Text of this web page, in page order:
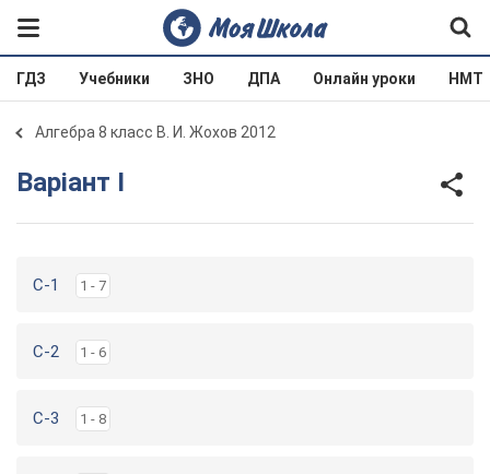
ГДЗ Учебники ЗНО ДПА Онлайн уроки НМТ
Алгебра 8 класс В. И. Жохов 2012
Варіант I
C-1 1 - 7
C-2 1 - 6
C-3 1 - 8